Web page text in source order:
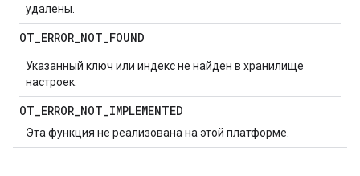
удалены.
OT_ERROR_NOT_FOUND
Указанный ключ или индекс не найден в хранилище
настроек.
OT_ERROR_NOT_IMPLEMENTED
Эта функция не реализована на этой платформе.